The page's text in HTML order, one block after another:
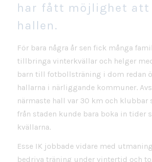
har fått möjlighet
hallen.
För bara några år sen fick många
tillbringa vinterkvällar och helger
barn till fotbollsträning i dom redan
hallarna i närliggande kommuner.
närmaste hall var 30 km och klubbar
från staden kunde bara boka in tider
kvällarna.
Esse IK jobbade vidare med
bedriva träning under vintertid och